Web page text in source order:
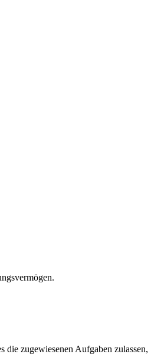
zugewiesenen Aufgaben zulassen,